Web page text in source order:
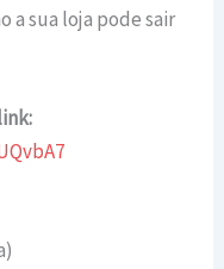
a sua loja pode sair